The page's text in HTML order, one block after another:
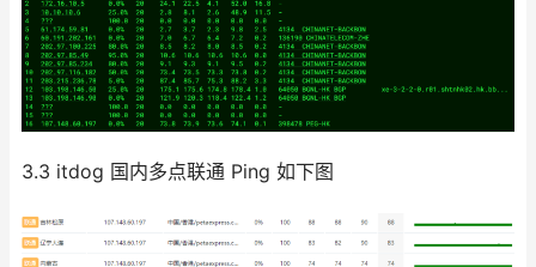
3.3 itdog 国内多点联通 Ping 如下图